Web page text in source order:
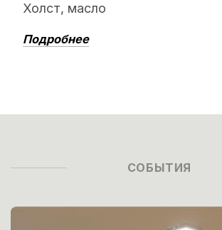
Холст, масло
Подробнее
СОБЫТИЯ